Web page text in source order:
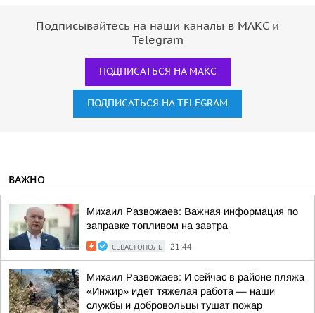
Подписывайтесь на наши каналы в МАКС и
Telegram
ПОДПИСАТЬСЯ НА МАКС
ПОДПИСАТЬСЯ НА TELEGRAM
ВАЖНО
Михаил Развожаев: Важная информация по
заправке топливом на завтра
СЕВАСТОПОЛЬ 21:44
Михаил Развожаев: И сейчас в районе пляжа
«Инжир» идет тяжелая работа — наши
службы и добровольцы тушат пожар